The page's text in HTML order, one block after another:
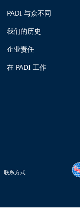
PADI 与众不同
我们的历史
企业责任
在 PADI 工作
联系方式